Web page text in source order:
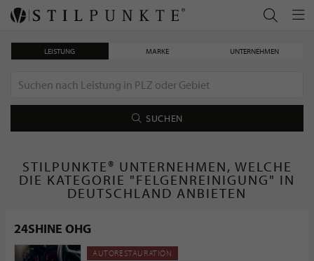
LEISTUNG MARKE UNTERNEHMEN
SUCHEN
STILPUNKTE® UNTERNEHMEN, WELCHE
DIE KATEGORIE "FELGENREINIGUNG" IN
DEUTSCHLAND ANBIETEN
24SHINE OHG
AUTORESTAURATION